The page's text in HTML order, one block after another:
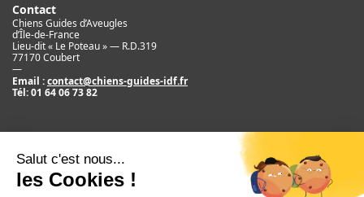
Contact
Chiens Guides d’Aveugles
d’Île-de-France
Lieu-dit « Le Poteau » — R.D.319
77170 Coubert
—
Email :contact@chiens-guides-idf.fr
Tél:01 64 06 73 82
Crédit
©2017 Chiens Guides d’Aveugles d’IDF